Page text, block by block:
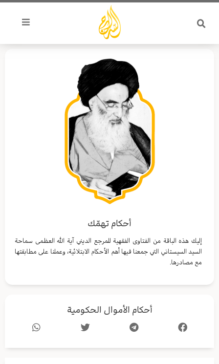
تخطي
المحتوى
أحكام تهمّك
إليك هذه الباقة من الفتاوى الفقهية للمرجع الديني آية الله العظمى سماحة
السيد السيستاني التي جمعنا فيها أهم الأحكام الابتلائية، وعملنا على مطابقتها
مع مصادرها.
أحكام الأموال الحكومية